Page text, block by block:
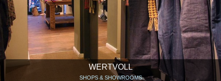
WERTVOLL
SHOPS & SHOWROOMS